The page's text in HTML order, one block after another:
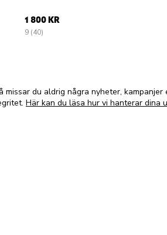
1 800 KR
9 (40)
missar du aldrig några nyheter,
Här kan du läsa hur vi hanterar dina